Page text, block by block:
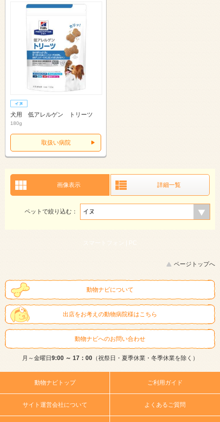
犬用 低アレルゲン トリーツ
180g
取扱い病院
画像表示 詳細一覧
ペットで絞り込む：
スマートフォン | PC
ページトップへ
動物ナビについて
出店をお考えの動物病院様はこちら
動物ナビへのお問い合わせ
月～金曜日 9:00 ～ 17：00（祝祭日・夏季休業・冬季休業を除く）
動物ナビトップ ご利用ガイド
サイト運営会社について よくあるご質問